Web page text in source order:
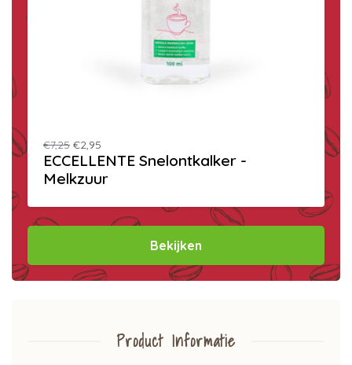
€7,25 €2,95
ECCELLENTE Snelontkalker -
Melkzuur
Bekijken
Product Informatie